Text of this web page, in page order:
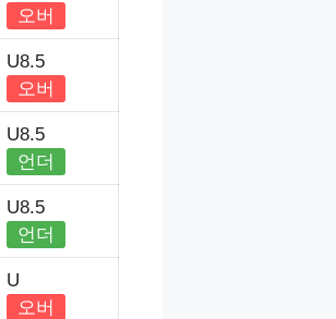
오버
U8.5
오버
U8.5
언더
U8.5
언더
U
오버